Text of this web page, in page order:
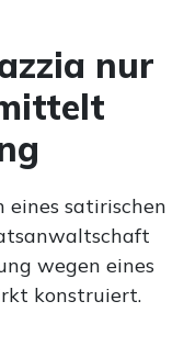
nur
eines satirischen
wegen eines
konstruiert.